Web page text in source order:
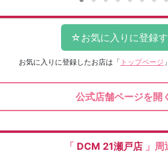
お気に入りに登録したお店は 「 トップページ
公式店舗ページを開
「 DCM 21瀬戸店 」